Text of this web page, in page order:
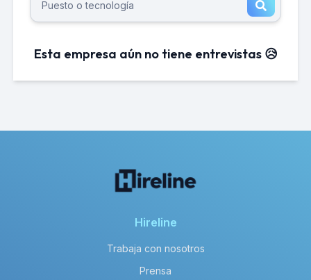
Esta empresa aún no tiene entrevistas 😥
Hireline
Trabaja con nosotros
Prensa